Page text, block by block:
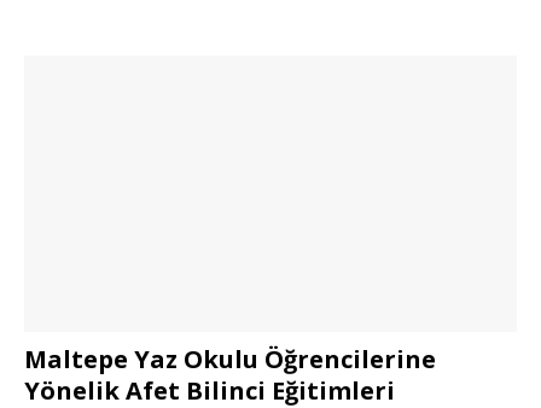
Maltepe Yaz Okulu Öğrencilerine
Yönelik Afet Bilinci Eğitimleri